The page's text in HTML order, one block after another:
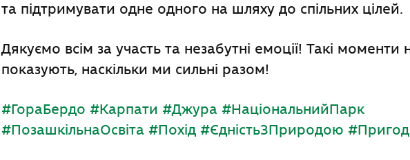
та підтримувати одне одного на шляху до спільних цілей.
Дякуємо всім за участь та незабутні емоції! Такі моменти
показують, наскільки ми сильні разом!
#ГораБердо #Карпати #Джура #НаціональнийПарк
#ПозашкільнаОсвіта #Похід #ЄдністьЗПриродою